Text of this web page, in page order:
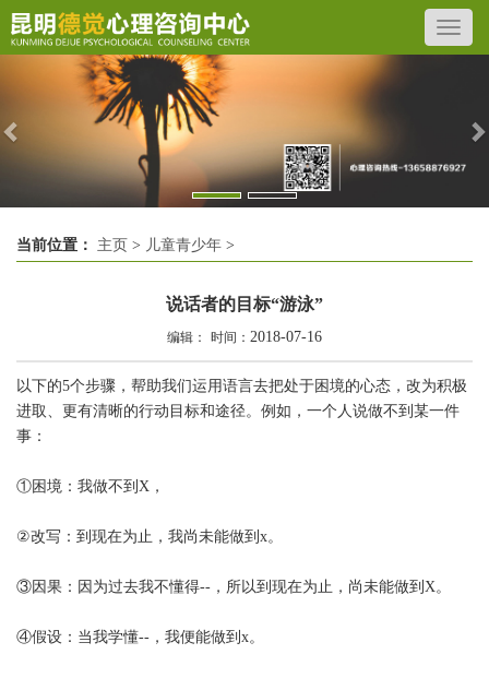
Previous
当前位置： 主页 > 儿童青少年 >
说话者的目标“游泳”
编辑： 时间： 2018-07-16
以下的5个步骤，帮助我们运用语言去把处于困境的心态，改为积极
进取、更有清晰的行动目标和途径。例如，一个人说做不到某一件
事：
①困境：我做不到X，
②改写：到现在为止，我尚未能做到x。
③因果：因为过去我不懂得--，所以到现在为止，尚未能做到X。
④假设：当我学懂--，我便能做到x。